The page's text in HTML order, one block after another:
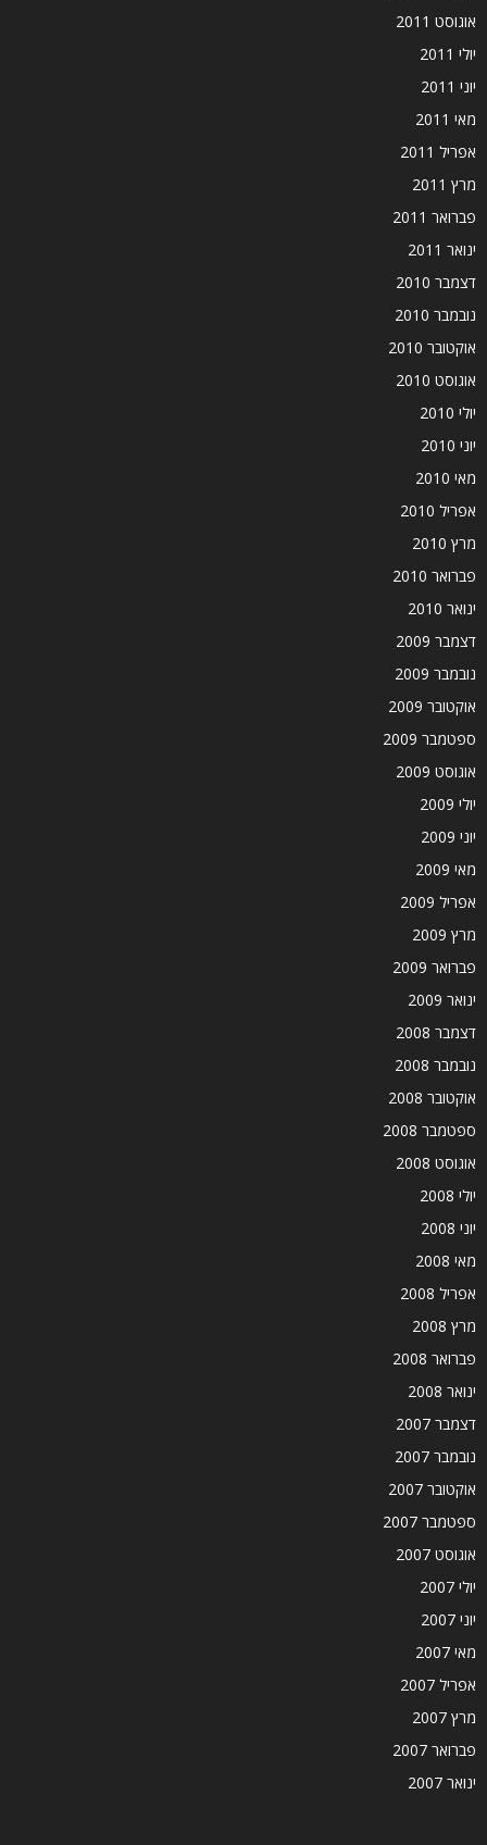
אוגוסט 2011
יולי 2011
יוני 2011
מאי 2011
אפריל 2011
מרץ 2011
פברואר 2011
ינואר 2011
דצמבר 2010
נובמבר 2010
אוקטובר 2010
אוגוסט 2010
יולי 2010
יוני 2010
מאי 2010
אפריל 2010
מרץ 2010
פברואר 2010
ינואר 2010
דצמבר 2009
נובמבר 2009
אוקטובר 2009
ספטמבר 2009
אוגוסט 2009
יולי 2009
יוני 2009
מאי 2009
אפריל 2009
מרץ 2009
פברואר 2009
ינואר 2009
דצמבר 2008
נובמבר 2008
אוקטובר 2008
ספטמבר 2008
אוגוסט 2008
יולי 2008
יוני 2008
מאי 2008
אפריל 2008
מרץ 2008
פברואר 2008
ינואר 2008
דצמבר 2007
נובמבר 2007
אוקטובר 2007
ספטמבר 2007
אוגוסט 2007
יולי 2007
יוני 2007
מאי 2007
אפריל 2007
מרץ 2007
פברואר 2007
ינואר 2007